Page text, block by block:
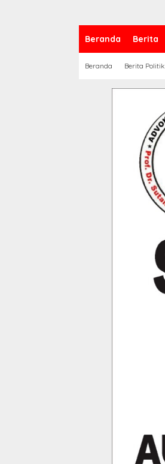
Beranda Berita
Beranda Berita Politik